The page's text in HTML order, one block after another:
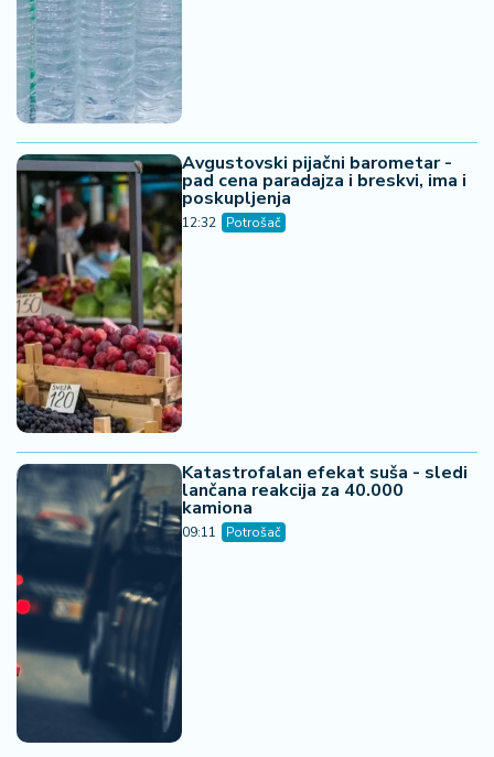
Avgustovski pijačni barometar -
pad cena paradajza i breskvi, ima i
poskupljenja
12:32 Potrošač
Katastrofalan efekat suša - sledi
lančana reakcija za 40.000
kamiona
09:11 Potrošač